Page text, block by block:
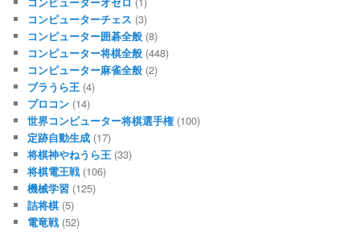
コンピューターチェス (3)
コンピューター囲碁全般 (8)
コンピューター将棋全般 (448)
コンピューター麻雀全般 (2)
ブラうら王 (4)
プロコン (14)
世界コンピューター将棋選手権(100)
定跡自動生成 (17)
将棋神やねうら王 (33)
将棋電王戦 (106)
機械学習 (125)
詰将棋 (5)
電竜戦 (52)